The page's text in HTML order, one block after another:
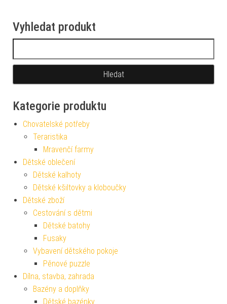
Vyhledat produkt
Kategorie produktu
Chovatelské potřeby
Teraristika
Mravenčí farmy
Dětské oblečení
Dětské kalhoty
Dětské kšiltovky a kloboučky
Dětské zboží
Cestování s dětmi
Dětské batohy
Fusaky
Vybavení dětského pokoje
Pěnové puzzle
Dílna, stavba, zahrada
Bazény a doplňky
Dětské bazénky